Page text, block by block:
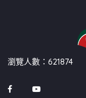
瀏覽人數：621874